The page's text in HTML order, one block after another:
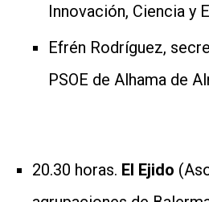
Innovación, Ciencia y
Efrén Rodríguez,
PSOE de Alhama de
20.30 horas. El Ejido